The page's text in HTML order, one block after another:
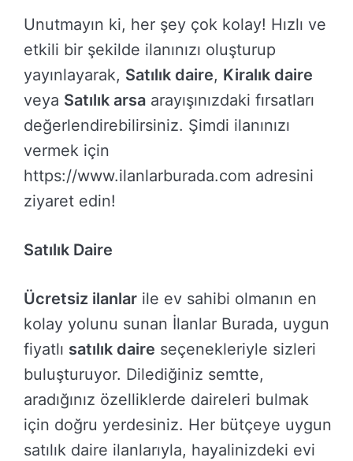
Unutmayın ki, her şey çok kolay! Hızlı ve
etkili bir şekilde ilanınızı oluşturup
yayınlayarak, Satılık daire, Kiralık daire
veya Satılık arsa arayışınızdaki fırsatları
değerlendirebilirsiniz. Şimdi ilanınızı
vermek için
https://www.ilanlarburada.com adresini
ziyaret edin!
Satılık Daire
Ücretsiz ilanlar ile ev sahibi olmanın en
kolay yolunu sunan İlanlar Burada, uygun
fiyatlı satılık daire seçenekleriyle sizleri
buluşturuyor. Dilediğiniz semtte,
aradığınız özelliklerde daireleri bulmak
için doğru yerdesiniz. Her bütçeye uygun
satılık daire ilanlarıyla, hayalinizdeki evi